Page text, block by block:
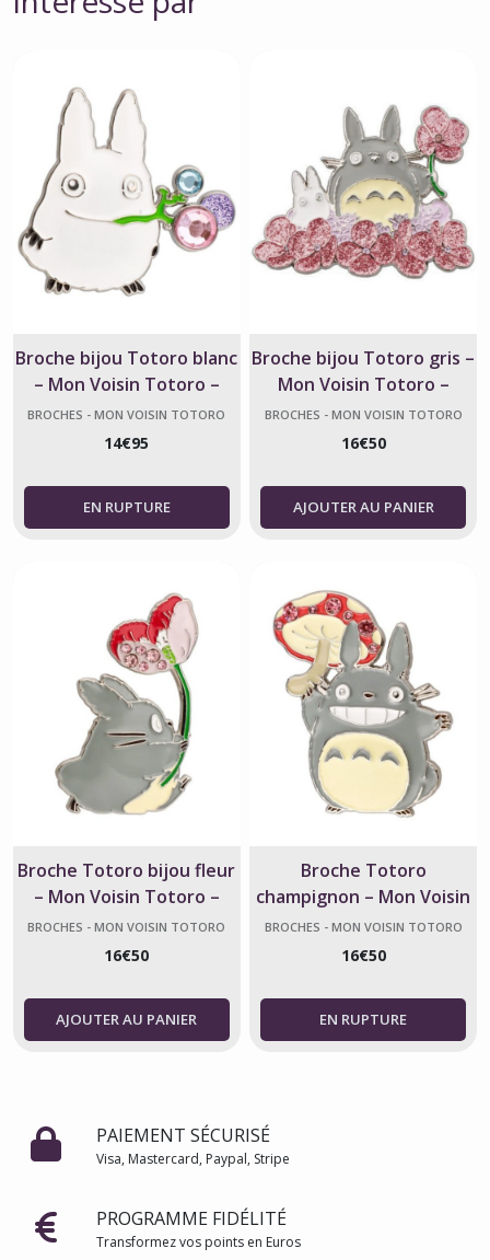
Broche bijou Totoro blanc
– Mon Voisin Totoro –
Studio Ghibli
BROCHES - MON VOISIN TOTORO
14€95
Broche bijou Totoro gris –
Mon Voisin Totoro –
Studio Ghibli
BROCHES - MON VOISIN TOTORO
16€50
AJOUTER AU PANIER
Broche Totoro bijou fleur
– Mon Voisin Totoro –
Studio Ghibli
BROCHES - MON VOISIN TOTORO
16€50
AJOUTER AU PANIER
Broche Totoro
champignon – Mon Voisin
Totoro – Ghibli
BROCHES - MON VOISIN TOTORO
16€50
PAIEMENT SÉCURISÉ
Visa, Mastercard, Paypal, Stripe
PROGRAMME FIDÉLITÉ
Transformez vos points en Euros